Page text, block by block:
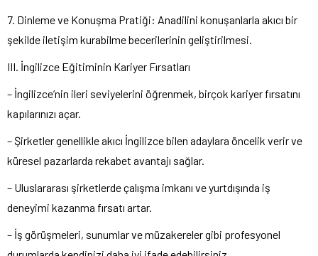
7. Dinleme ve Konuşma Pratiği: Anadilini konuşanlarla akıcı bir
şekilde iletişim kurabilme becerilerinin geliştirilmesi.
III. İngilizce Eğitiminin Kariyer Fırsatları
– İngilizce’nin ileri seviyelerini öğrenmek, birçok kariyer fırsatını
kapılarınızı açar.
– Şirketler genellikle akıcı İngilizce bilen adaylara öncelik verir ve
küresel pazarlarda rekabet avantajı sağlar.
– Uluslararası şirketlerde çalışma imkanı ve yurtdışında iş
deneyimi kazanma fırsatı artar.
– İş görüşmeleri, sunumlar ve müzakereler gibi profesyonel